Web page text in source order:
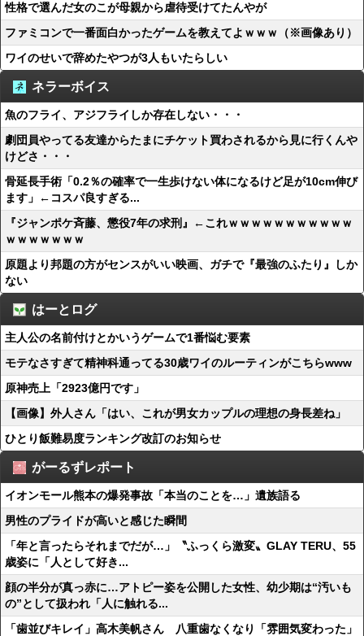
性格で選んだ女のこが母親から虐待受けてたんやが
ファミコンで一番面白かったゲームを教えてよｗｗｗ（※画像あり）
ワイのせいで辞めたやつが3人もいたらしい
ネラーボイス
魚のフライ、アジフライしか存在しない・・・
劇団員やってる友達からたまにチケット買わされるから見に行くんや
けどさ・・・
骨延長手術「0.2％の確率で一生歩けない体になるけど足が10cm伸び
ます」←コスパ良すぎる...
『ジャンポケ斉藤、懲役7年の求刑』←これｗｗｗｗｗｗｗｗｗｗｗ
ｗｗｗｗｗｗｗ
原題より邦題の方がセンスがいい映画、ガチで『最強のふたり』しか
ない
はーとログ
主人公の名前付けとかいうゲームで1番悩む要素
モテなさすぎて精神科通ってる30歳ワイのルーティンがこちらwww
原神売上「2923億円です」
【画像】外人さん「はい、これが男女カップルの理想の身長差ね」
ひとり飯難易度ランキング改訂のお知らせ
がーるずレポート
イオンモール熊本の爆発事故「本当のことを…」遺族語る
男性のプライドが高いと感じた瞬間
「年と言ったらそれまでだが…」〝ふっくら激変〟GLAY TERU、55
歳姿に「人として好き...
顔の半分が真っ赤に…アトピー姿を公開した女性、幼少期は“汚いも
の”として扱われ「人に触れる...
「歯並びキレイ」高木美帆さん 八重歯なくなり「雰囲気変わった」